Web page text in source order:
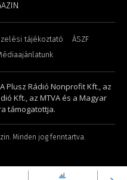
tájékoztató
ÁSZF
Plusz Rádió Nonprofit Kft., az
Kft., az MTVA és a Magyar
támogatottja.
Minden jog fenntartva.